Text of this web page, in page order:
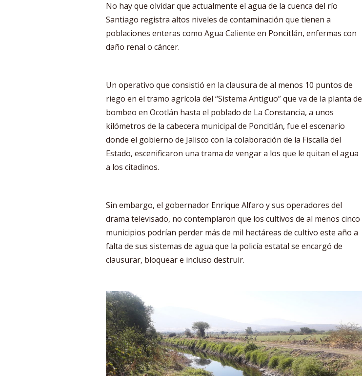
No hay que olvidar que actualmente el agua de la cuenca del río
Santiago registra altos niveles de contaminación que tienen a
poblaciones enteras como Agua Caliente en Poncitlán, enfermas con
daño renal o cáncer.
Un operativo que consistió en la clausura de al menos 10 puntos de
riego en el tramo agrícola del “Sistema Antiguo” que va de la planta de
bombeo en Ocotlán hasta el poblado de La Constancia, a unos
kilómetros de la cabecera municipal de Poncitlán, fue el escenario
donde el gobierno de Jalisco con la colaboración de la Fiscalía del
Estado, escenificaron una trama de vengar a los que le quitan el agua
a los citadinos.
Sin embargo, el gobernador Enrique Alfaro y sus operadores del
drama televisado, no contemplaron que los cultivos de al menos cinco
municipios podrían perder más de mil hectáreas de cultivo este año a
falta de sus sistemas de agua que la policía estatal se encargó de
clausurar, bloquear e incluso destruir.